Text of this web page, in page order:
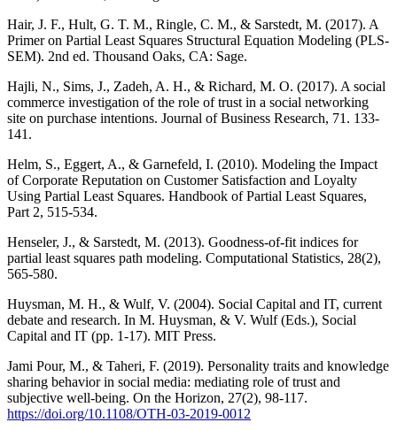
Hair, J. F., Hult, G. T. M., Ringle, C. M., & Sarstedt, M. (2017). A
Primer on Partial Least Squares Structural Equation Modeling (PLS-
SEM). 2nd ed. Thousand Oaks, CA: Sage.
Hajli, N., Sims, J., Zadeh, A. H., & Richard, M. O. (2017). A social
commerce investigation of the role of trust in a social networking
site on purchase intentions. Journal of Business Research, 71. 133-
141.
Helm, S., Eggert, A., & Garnefeld, I. (2010). Modeling the Impact
of Corporate Reputation on Customer Satisfaction and Loyalty
Using Partial Least Squares. Handbook of Partial Least Squares,
Part 2, 515-534.
Henseler, J., & Sarstedt, M. (2013). Goodness-of-fit indices for
partial least squares path modeling. Computational Statistics, 28(2),
565-580.
Huysman, M. H., & Wulf, V. (2004). Social Capital and IT, current
debate and research. In M. Huysman, & V. Wulf (Eds.), Social
Capital and IT (pp. 1-17). MIT Press.
Jami Pour, M., & Taheri, F. (2019). Personality traits and knowledge
sharing behavior in social media: mediating role of trust and
subjective well-being. On the Horizon, 27(2), 98-117.
https://doi.org/10.1108/OTH-03-2019-0012